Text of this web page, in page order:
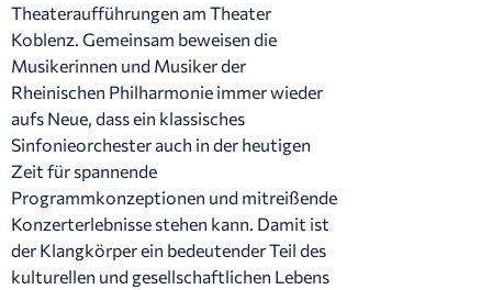
Theateraufführungen am Theater
Koblenz. Gemeinsam beweisen die
Musikerinnen und Musiker der
Rheinischen Philharmonie immer wieder
aufs Neue, dass ein klassisches
Sinfonieorchester auch in der heutigen
Zeit für spannende
Programmkonzeptionen und mitreißende
Konzerterlebnisse stehen kann. Damit ist
der Klangkörper ein bedeutender Teil des
kulturellen und gesellschaftlichen Lebens